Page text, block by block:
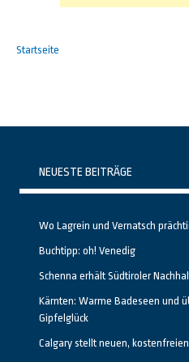
Startseite
NEUESTE BEITRÄGE
Wo Lagrein und Vernatsch
Buchtipp: oh! Venedig
Schenna erhält Südtiroler
Kärnten: Warme Badeseen und
Gipfelglück
Calgary stellt neuen,